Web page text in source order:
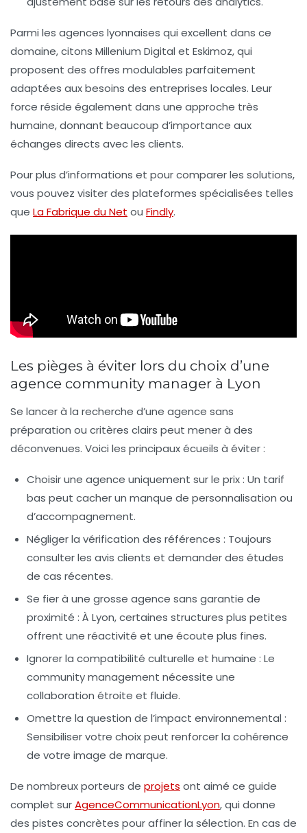
Parmi les agences lyonnaises qui excellent dans ce
domaine, citons Millenium Digital et Eskimoz, qui
proposent des offres modulables parfaitement
adaptées aux besoins des entreprises locales. Leur
force réside également dans une approche très
humaine, donnant beaucoup d’importance aux
échanges directs avec les clients.
Pour plus d’informations et pour comparer les solutions,
vous pouvez visiter des plateformes spécialisées telles
que La Fabrique du Net ou Findly.
Les pièges à éviter lors du choix d’une
agence community manager à Lyon
Se lancer à la recherche d’une agence sans
préparation ou critères clairs peut mener à des
déconvenues. Voici les principaux écueils à éviter :
Choisir une agence uniquement sur le prix: Un tarif
bas peut cacher un manque de personnalisation ou
d’accompagnement.
Négliger la vérification des références : Toujours
consulter les avis clients et demander des études
de cas récentes.
Se fier à une grosse agence sans garantie de
proximité : À Lyon, certaines structures plus petites
offrent une réactivité et une écoute plus fines.
Ignorer la compatibilité culturelle et humaine : Le
community management nécessite une
collaboration étroite et fluide.
Omettre la question de l’impact environnemental :
Sensibiliser votre choix peut renforcer la cohérence
de votre image de marque.
De nombreux porteurs de projets ont aimé ce guide
complet surAgenceCommunicationLyon, qui donne
des pistes concrètes pour affiner la sélection. En cas de